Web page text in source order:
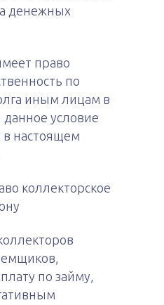
денежных
право
по
иным лицам в
данное условие
настоящем
коллекторское
по займу,